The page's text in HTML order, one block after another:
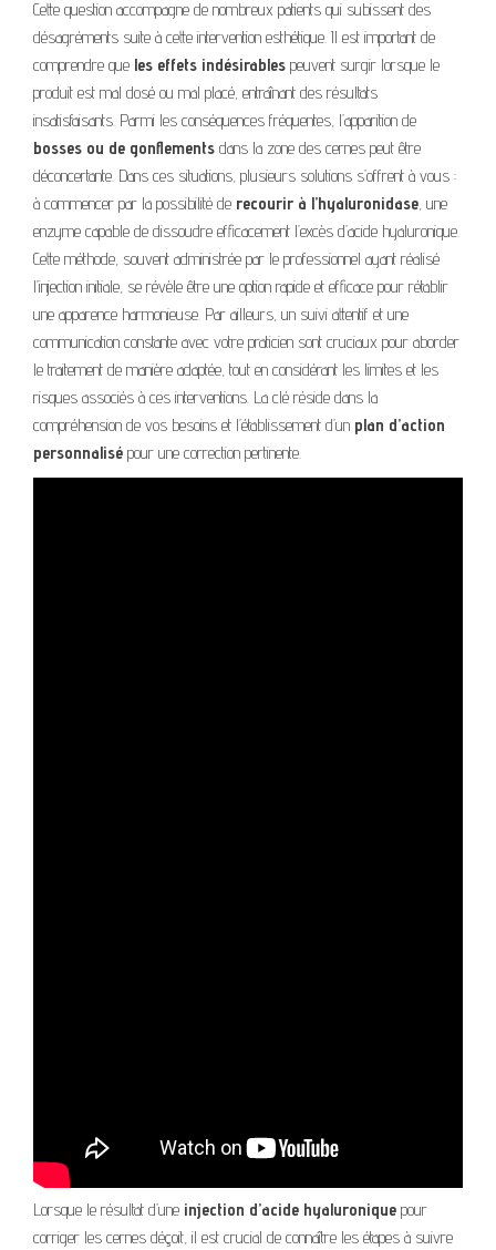
Cette question accompagne de nombreux patients qui subissent des
désagréments suite à cette intervention esthétique. Il est important de
comprendre que les effets indésirables peuvent surgir lorsque le
produit est mal dosé ou mal placé, entraînant des résultats
insatisfaisants. Parmi les conséquences fréquentes, l’apparition de
bosses ou de gonflements dans la zone des cernes peut être
déconcertante. Dans ces situations, plusieurs solutions s’offrent à vous :
à commencer par la possibilité de recourir à l’hyaluronidase, une
enzyme capable de dissoudre efficacement l’excès d’acide hyaluronique.
Cette méthode, souvent administrée par le professionnel ayant réalisé
l’injection initiale, se révèle être une option rapide et efficace pour rétablir
une apparence harmonieuse. Par ailleurs, un suivi attentif et une
communication constante avec votre praticien sont cruciaux pour aborder
le traitement de manière adaptée, tout en considérant les limites et les
risques associés à ces interventions. La clé réside dans la
compréhension de vos besoins et l’établissement d’un plan d’action
personnalisé pour une correction pertinente.
Lorsque le résultat d’une injection d’acide hyaluronique pour
corriger les cernes déçoit, il est crucial de connaître les étapes à suivre